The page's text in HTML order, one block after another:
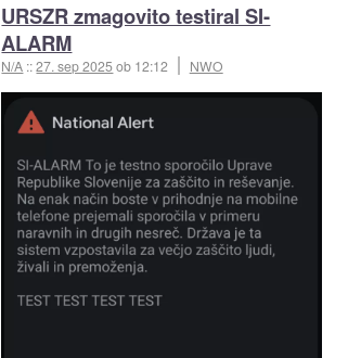
URSZR zmagovito testiral SI-
ALARM
N/A ::27. sep 2025ob 12:12 NWO